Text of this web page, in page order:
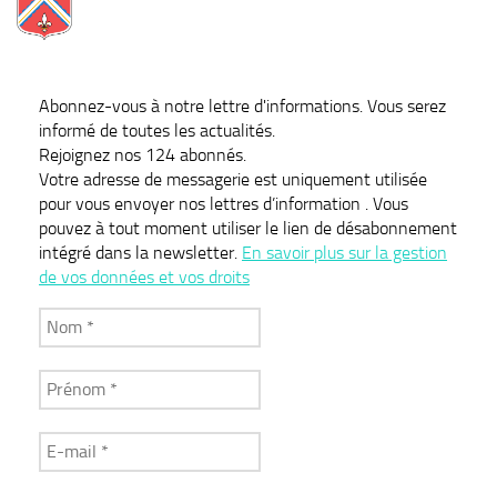
Abonnez-vous à notre lettre d'informations. Vous serez
informé de toutes les actualités.
Rejoignez nos 124 abonnés.
Votre adresse de messagerie est uniquement utilisée
pour vous envoyer nos lettres d’information . Vous
pouvez à tout moment utiliser le lien de désabonnement
intégré dans la newsletter. En savoir plus sur la gestion
de vos données et vos droits